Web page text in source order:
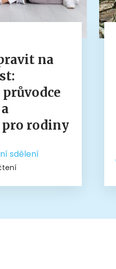
na
rodiny
sdělení